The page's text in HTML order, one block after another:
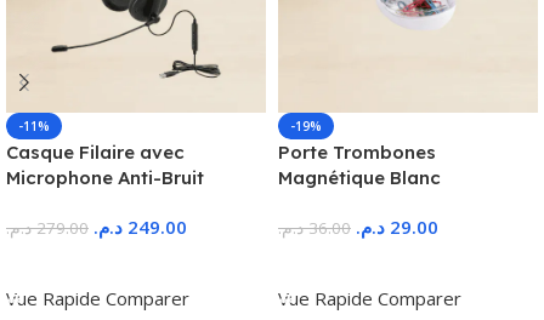
-11%
Casque Filaire avec
Microphone Anti-Bruit
279.00 د.م. 249.00 د.م.
Vue Rapide Comparer
-19%
Porte Trombones
Magnétique Blanc
36.00 د.م. 29.00 د.م.
Vue Rapide Comparer